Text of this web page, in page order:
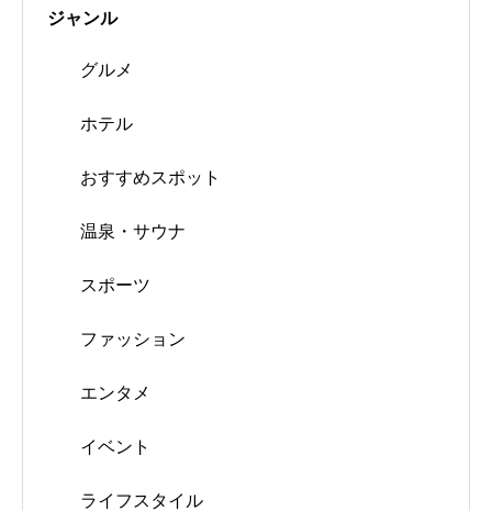
ジャンル
グルメ
ホテル
おすすめスポット
温泉・サウナ
スポーツ
ファッション
エンタメ
イベント
ライフスタイル